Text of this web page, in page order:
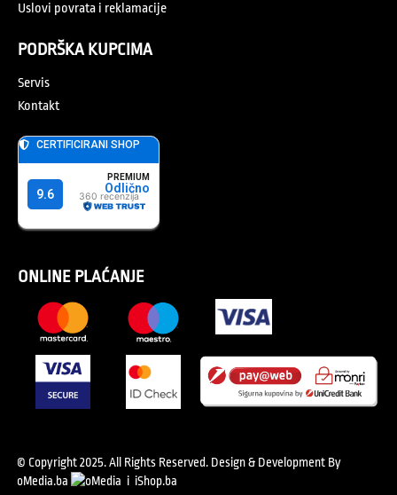
Uslovi povrata i reklamacije
PODRŠKA KUPCIMA
Servis
Kontakt
ONLINE PLAĆANJE
© Copyright 2025. All Rights Reserved. Design & Development By
oMedia.ba
i iShop.ba